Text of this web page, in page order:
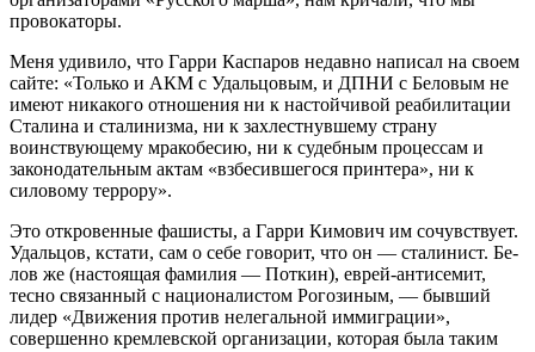
провокаторы.
Меня удивило, что Гарри Каспаров не­давно написал на своем
сайте: «Только и АКМ с Удальцовым, и ДПНИ с Беловым не
имеют никакого отношения ни к настойчивой реабилитации
Сталина и сталинизма, ни к захлестнувшему страну
воинствующему мракобесию, ни к судебным процессам и
законодательным актам «взбесившегося принтера», ни к
силовому террору».
Это откровенные фашисты, а Гарри Кимович им сочувствует.
Удальцов, кстати, сам о себе говорит, что он — сталинист. Бе­
лов же (настоящая фамилия — Поткин), ев­рей-антисемит,
тесно связанный с нацио­налистом Рогозиным, — бывший
лидер «Дви­жения против нелегальной иммиграции»,
совершенно кремлевской организации, которая была таким